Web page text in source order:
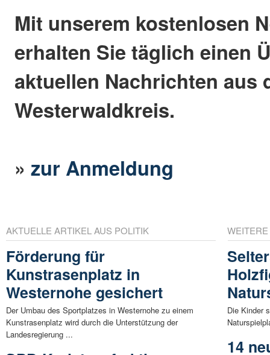
Mit unserem kostenlosen
erhalten Sie täglich einen
aktuellen Nachrichten aus
Westerwaldkreis.
»zur Anmeldung
AKTUELLE ARTIKEL AUS POLITIK
Förderung für
Kunstrasenplatz in
Westernohe gesichert
Der Umbau des Sportplatzes in Westernohe zu einem
Kunstrasenplatz wird durch die Unterstützung der
Landesregierung ...
Die Kinder
14